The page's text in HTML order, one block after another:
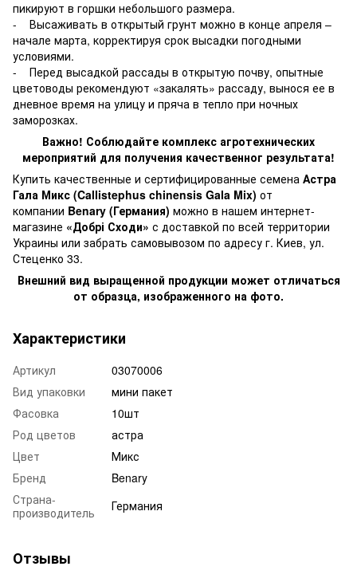
пикируют в горшки небольшого размера.
- Высаживать в открытый грунт можно в конце апреля –
начале марта, корректируя срок высадки погодными
условиями.
- Перед высадкой рассады в открытую почву, опытные
цветоводы рекомендуют «закалять» рассаду, вынося ее в
дневное время на улицу и пряча в тепло при ночных
заморозках.
Важно! Соблюдайте комплекс агротехнических
мероприятий для получения качественног результата!
Купить качественные и сертифицированные семена Астра
Гала Микс (Callistephus chinensis Gala Mix) от
компании Benary (Германия) можно в нашем интернет-
магазине «Добрі Сходи» с доставкой по всей территории
Украины или забрать самовывозом по адресу г. Киев, ул.
Стеценко 33.
Внешний вид выращенной продукции может отличаться
от образца, изображенного на фото.
Характеристики
Артикул
03070006
Вид упаковки
мини пакет
Фасовка
10шт
Род цветов
астра
Цвет
Микс
Бренд
Benary
Страна-
производитель
Германия
Отзывы